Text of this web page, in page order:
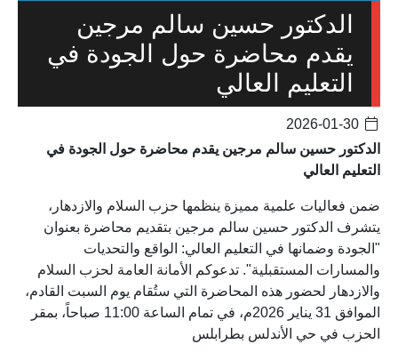
الدكتور حسين سالم مرجين
يقدم محاضرة حول الجودة في
التعليم العالي
الدكتور حسين سالم مرجين يقدم محاضرة حول الجودة في
التعليم العالي
ضمن فعاليات علمية مميزة ينظمها حزب السلام والازدهار،
يتشرف الدكتور حسين سالم مرجين بتقديم محاضرة بعنوان
"الجودة وضمانها في التعليم العالي: الواقع والتحديات
والمسارات المستقبلية". تدعوكم الأمانة العامة لحزب السلام
والازدهار لحضور هذه المحاضرة التي ستُقام يوم السبت القادم،
الموافق 31 يناير 2026م، في تمام الساعة 11:00 صباحاً، بمقر
الحزب في حي الأندلس بطرابلس